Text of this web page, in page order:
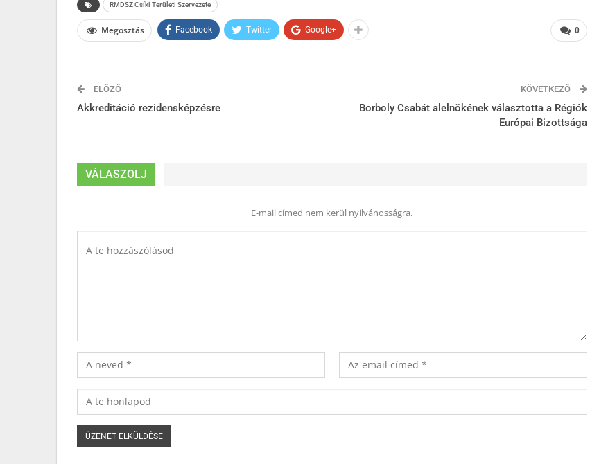
RMDSZ Csíki Területi Szervezete
0
Megosztás Facebook Twitter Google+
ELŐZŐ
Akkreditáció rezidensképzésre
KÖVETKEZŐ
Borboly Csabát alelnökének választotta a Régiók
Európai Bizottsága
VÁLASZOLJ
E-mail címed nem kerül nyilvánosságra.